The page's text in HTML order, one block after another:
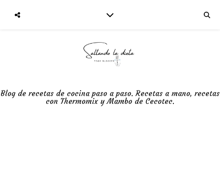
Blog de recetas de cocina paso a paso. Recetas a mano, recetas
con Thermomix y Mambo de Cecotec.